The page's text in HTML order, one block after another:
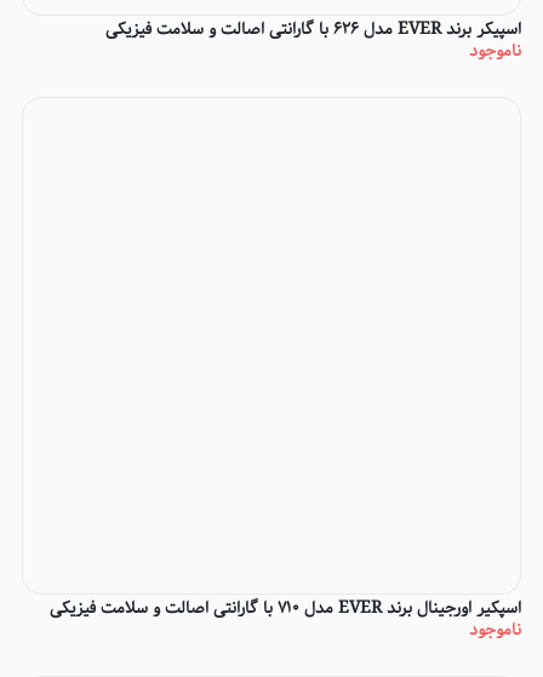
اسپیکر برند EVER مدل 626 با گارانتی اصالت و سلامت فیزیکی
ناموجود
اسپکیر اورجینال برند EVER مدل 710 با گارانتی اصالت و سلامت فیزیکی
ناموجود